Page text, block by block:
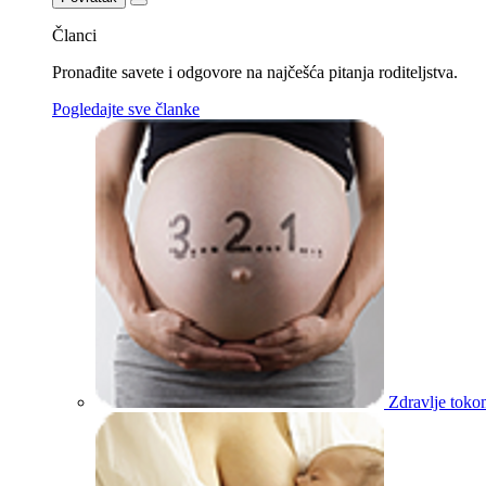
Članci
Pronađite savete i odgovore na najčešća pitanja roditeljstva.
Pogledajte sve članke
Zdravlje